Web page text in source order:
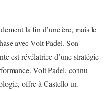
la fin d’une ère, mais le
avec Volt Padel. Son
est révélatrice d’une stratégie
Volt Padel, connu
offre à Castello un